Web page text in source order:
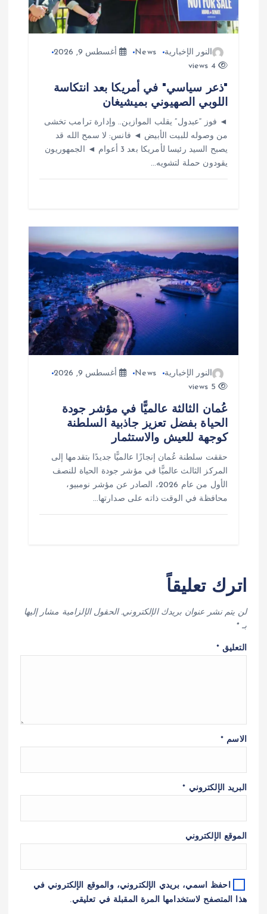
ت
النور الإخبارية News
أغسطس 9, 2026
4 views
"ذعر سياسي" في أمريكا بعد انتكاسة
اللوبي الصهيوني بميشيغان
◄ فوز “عبدول” يقلب الموازين.. وإدارة ترامب تخشى
من وصوله للبيت الأبيض ◄ فانس: لا سمح الله قد
يصبح السيد رئيسا لأمريكا بعد 3 أعوام ◄ الجمهوريون
يقودون حملة لتشويه…
النور الإخبارية News
أغسطس 9, 2026
5 views
عُمان الثالثة عالميًّا في مؤشر جودة
الحياة بفضل تعزيز جاذبية السلطنة
كوجهة للعيش والاستثمار
حققت سلطنة عُمان إنجازًا عالميًّا جديدًا بتقدمها إلى
المركز الثالث عالميًّا في مؤشر جودة الحياة للنصف
الأول من عام 2026، الصادر عن مؤشر نومبيو،
محافظة في الوقت ذاته على صدارتها…
اترك تعليقاً
لن يتم نشر عنوان بريدك الإلكتروني. الحقول الإلزامية مشار إليها
بـ*
التعليق*
الاسم *
البريد الإلكتروني *
الموقع الإلكتروني
احفظ اسمي، بريدي الإلكتروني، والموقع الإلكتروني في
هذا المتصفح لاستخدامها المرة المقبلة في تعليقي.